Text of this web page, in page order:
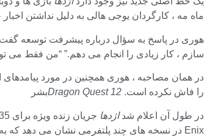
ماه مه ، کارگردان یوجی هالی به دلیل نداشتن
هوری در پاسخ به سؤال درباره پیشرفت توسعه
سازم ، کار زیادی را انجام می دهم.” “من فقط می
در همان مصاحبه ، هوری همچنین در مورد
را فاش نکرده است. Dragon Quest 12بشر
در طول آن اعلام شداژدها جریان زنده ویژه برای 35 سالگی 2021
Enix در نسخه های چند پلتفرمی نشان می دهد که به سختی در PC ، PS5 و Xbox Series X/S است.